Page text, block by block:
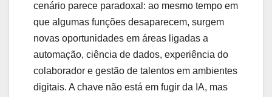
cenário parece paradoxal: ao mesmo tempo em
que algumas funções desaparecem, surgem
novas oportunidades em áreas ligadas a
automação, ciência de dados, experiência do
colaborador e gestão de talentos em ambientes
digitais. A chave não está em fugir da IA, mas